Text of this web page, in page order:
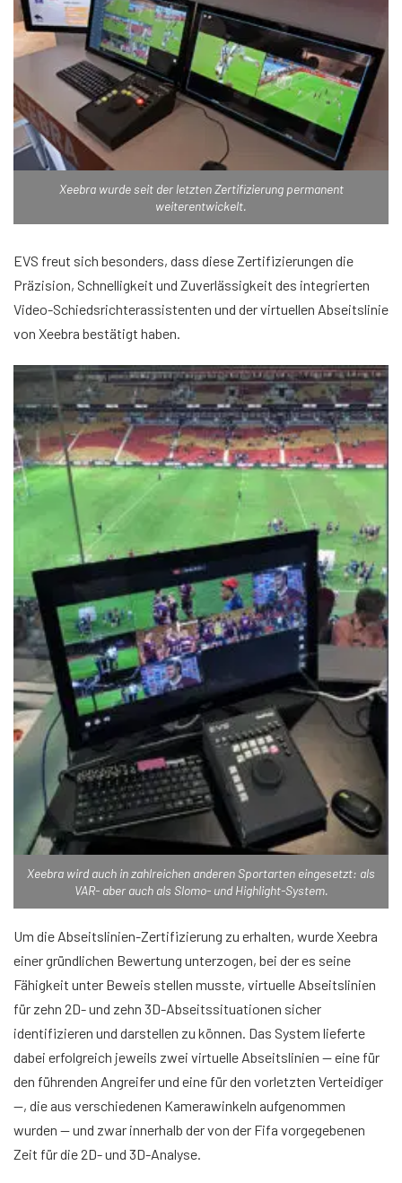
Xeebra wurde seit der letzten Zertifizierung permanent
weiterentwickelt.
EVS freut sich besonders, dass diese Zertifizierungen die
Präzision, Schnelligkeit und Zuverlässigkeit des integrierten
Video-Schiedsrichterassistenten und der virtuellen Abseitslinie
von Xeebra bestätigt haben.
Xeebra wird auch in zahlreichen anderen Sportarten eingesetzt: als
VAR- aber auch als Slomo- und Highlight-System.
Um die Abseitslinien-Zertifizierung zu erhalten, wurde Xeebra
einer gründlichen Bewertung unterzogen, bei der es seine
Fähigkeit unter Beweis stellen musste, virtuelle Abseitslinien
für zehn 2D- und zehn 3D-Abseitssituationen sicher
identifizieren und darstellen zu können. Das System lieferte
dabei erfolgreich jeweils zwei virtuelle Abseitslinien — eine für
den führenden Angreifer und eine für den vorletzten Verteidiger
—, die aus verschiedenen Kamerawinkeln aufgenommen
wurden — und zwar innerhalb der von der Fifa vorgegebenen
Zeit für die 2D- und 3D-Analyse.